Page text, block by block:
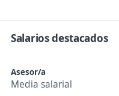
Salarios destacados
Asesor/a
Media salarial